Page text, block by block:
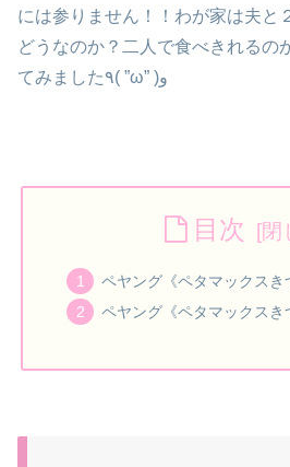
には参りません！！わが家は夫と
どうなのか？二人で食べきれるの
てみました٩( ”ω” )و
目次
ペヤング《ペタマックスき
ペヤング《ペタマックスき